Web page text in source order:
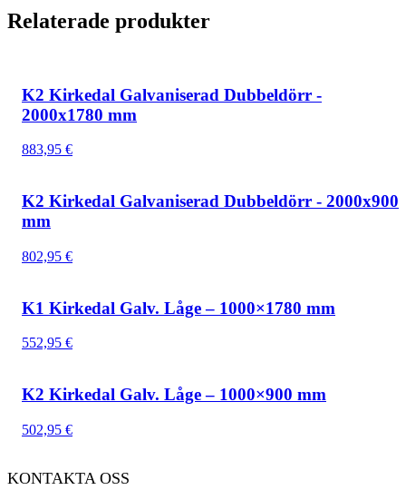
Relaterade produkter
K2 Kirkedal Galvaniserad Dubbeldörr -
2000x1780 mm
883,95 €
K2 Kirkedal Galvaniserad Dubbeldörr - 2000x900
mm
802,95 €
K1 Kirkedal Galv. Låge – 1000×1780 mm
552,95 €
K2 Kirkedal Galv. Låge – 1000×900 mm
502,95 €
KONTAKTA OSS